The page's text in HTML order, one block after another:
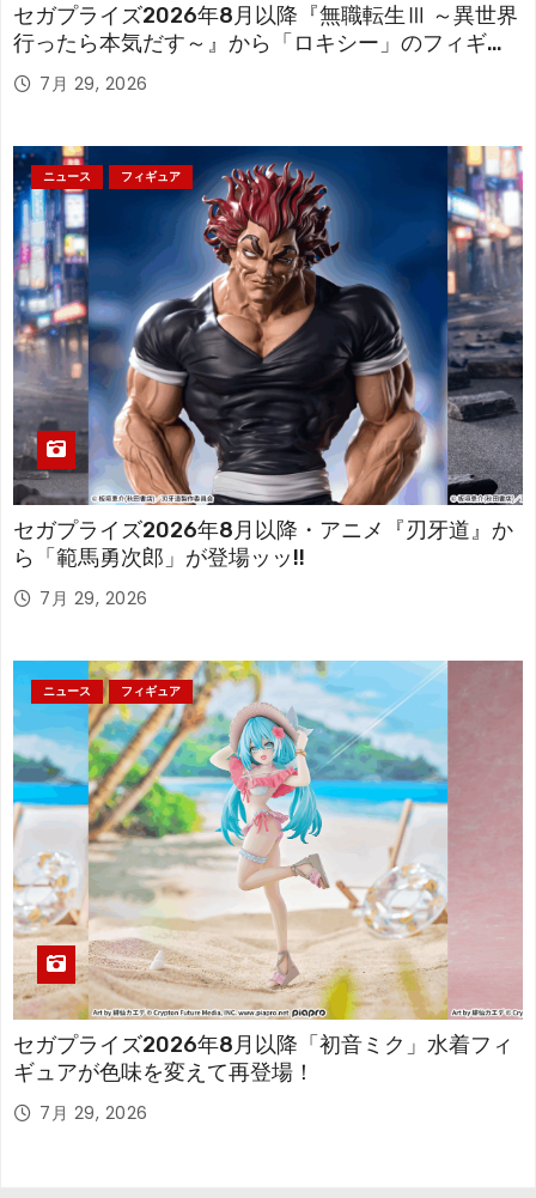
セガプライズ2026年8月以降『無職転生Ⅲ ～異世界
行ったら本気だす～』から「ロキシー」のフィギュ
アが登場！
7月 29, 2026
ニュース フィギュア
セガプライズ2026年8月以降・アニメ『刃牙道』か
ら「範馬勇次郎」が登場ッッ!!
7月 29, 2026
ニュース フィギュア
セガプライズ2026年8月以降「初音ミク」水着フィ
ギュアが色味を変えて再登場！
7月 29, 2026